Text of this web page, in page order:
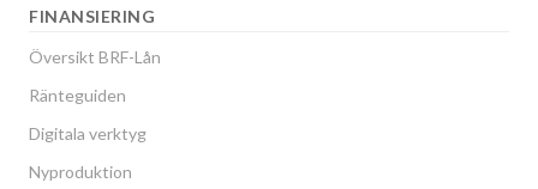
FINANSIERING
Översikt BRF-Lån
Ränteguiden
Digitala verktyg
Nyproduktion